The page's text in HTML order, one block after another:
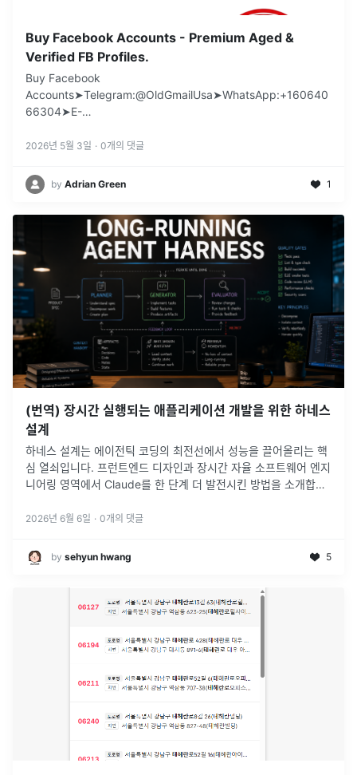
Buy Facebook Accounts - Premium Aged &
Verified FB Profiles.
Buy Facebook
Accounts➤Telegram:@OldGmailUsa➤WhatsApp:+160640
66304➤E-
oduct/buy-facebook-acco
2026년 5월 3일 · 0개의 댓글
by Adrian Green 1
(번역) 장시간 실행되는 애플리케이션 개발을 위한 하네스
설계
하네스 설계는 에이전틱 코딩의 최전선에서 성능을 끌어올리는 핵
심 열쇠입니다. 프런트엔드 디자인과 장시간 자율 소프트웨어 엔지
니어링 영역에서 Claude를 한 단계 더 발전시킨 방법을 소개합니
2026년 6월 6일 · 0개의 댓글
by sehyun hwang 5